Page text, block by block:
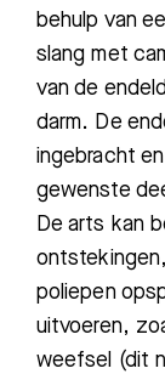
behulp van
slang met
van de
darm. De
ingebracht
gewenste
De arts kan
poliepen
uitvoeren,
weefsel (dit